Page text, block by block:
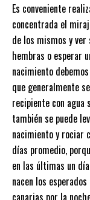
Es conveniente
concentrada el
de los mismos y
hembras o esperar
nacimiento
que generalmente
recipiente con agua
también se puede
nacimiento y rociar
días promedio,
en las últimas un
nacen los
canarias por la